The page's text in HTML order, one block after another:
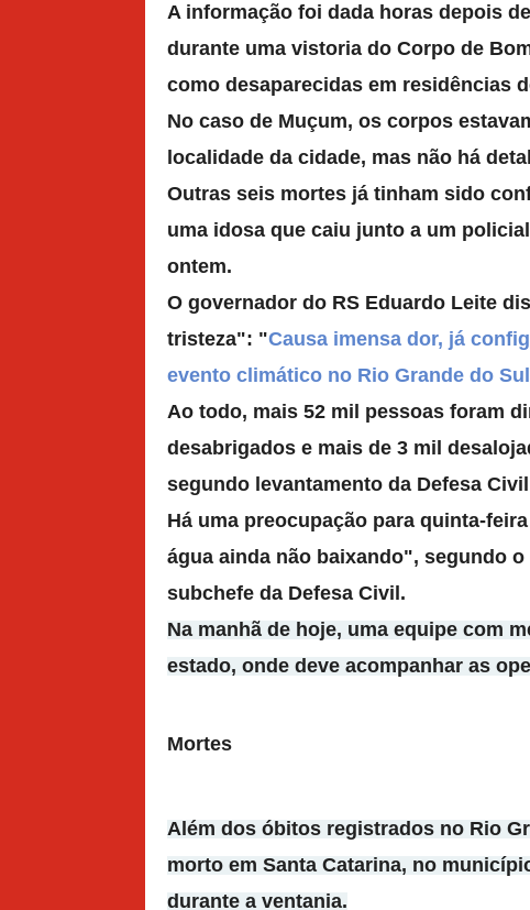
A informação foi dada horas depois
durante uma vistoria do Corpo de
como desaparecidas em residências
No caso de Muçum, os corpos
localidade da cidade, mas não há
Outras seis mortes já tinham sido
uma idosa que caiu junto a um
ontem.
O governador do RS Eduardo Leite
tristeza": "Causa imensa dor, já
evento climático no Rio Grande do
Ao todo, mais 52 mil pessoas foram
desabrigados e mais de 3 mil
segundo levantamento da Defesa
Há uma preocupação para quinta-
água ainda não baixando", segundo o
subchefe da Defesa Civil.
Na manhã de hoje, uma equipe com
estado, onde deve acompanhar as
Mortes
Além dos óbitos registrados no Rio
morto em Santa Catarina, no
durante a ventania.